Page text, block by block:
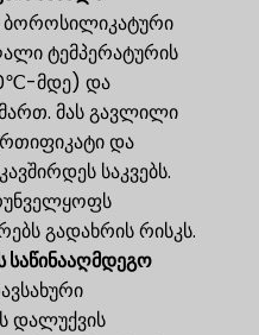
ტემპერატურის
მდე) და
მას გავლილი
და
საკვებს.
გადახრის რისკს.
საწინააღმდეგო
დალუქვის